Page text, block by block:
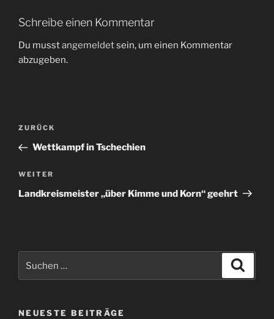
Schreibe einen Kommentar
Du musstangemeldetsein, um einen Kommentar
abzugeben.
Beitragsnavigation
Vorheriger
Beitrag
ZURÜCK
Wettkampf in Tschechien
Nächster
Beitrag
WEITER
Landkreismeister „über Kimme und Korn“ geehrt
nach:
NEUESTE BEITRÄGE